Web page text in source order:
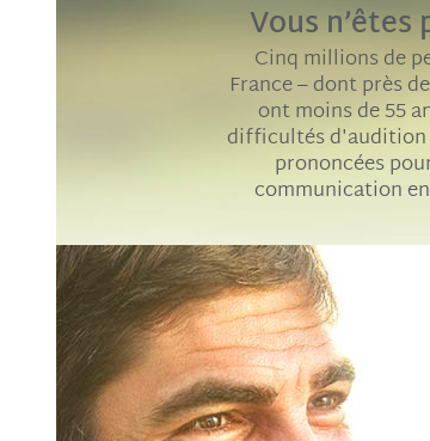
Vous n’êtes
Cinq millions de
France – dont près
ont moins de 55
difficultés
prononcées
communication